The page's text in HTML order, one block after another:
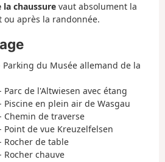
la chaussure vaut absolument la
ou après la randonnée.
Parking du Musée allemand de la
Parc de l'Altwiesen avec étang
Piscine en plein air de Wasgau
Chemin de traverse
Point de vue Kreuzelfelsen
Rocher de table
Rocher chauve